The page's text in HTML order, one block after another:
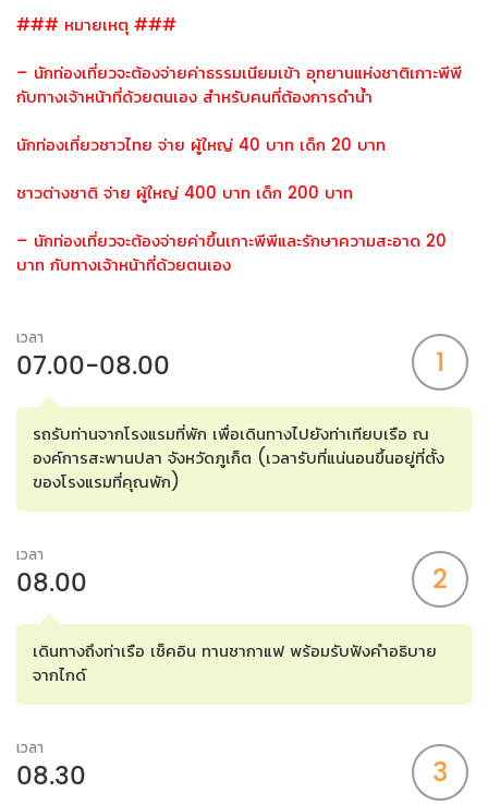
### หมายเหตุ ###
– นักท่องเที่ยวจะต้องจ่ายค่าธรรมเนียมเข้า อุทยานแห่งชาติเกาะพีพี
กับทางเจ้าหน้าที่ด้วยตนเอง สำหรับคนที่ต้องการดำน้ำ
นักท่องเที่ยวชาวไทย จ่าย ผู้ใหญ่ 40 บาท เด็ก 20 บาท
ชาวต่างชาติ จ่าย ผู้ใหญ่ 400 บาท เด็ก 200 บาท
– นักท่องเที่ยวจะต้องจ่ายค่าขึ้นเกาะพีพีและรักษาความสะอาด 20
บาท กับทางเจ้าหน้าที่ด้วยตนเอง
เวลา
07.00-08.00 1
รถรับท่านจากโรงแรมที่พัก เพื่อเดินทางไปยังท่าเทียบเรือ ณ
องค์การสะพานปลา จังหวัดภูเก็ต (เวลารับที่แน่นอนขึ้นอยู่ที่ตั้ง
ของโรงแรมที่คุณพัก)
เวลา
08.00 2
เดินทางถึงท่าเรือ เช็คอิน ทานชากาแฟ พร้อมรับฟังคำอธิบาย
จากไกด์
เวลา
08.30 3